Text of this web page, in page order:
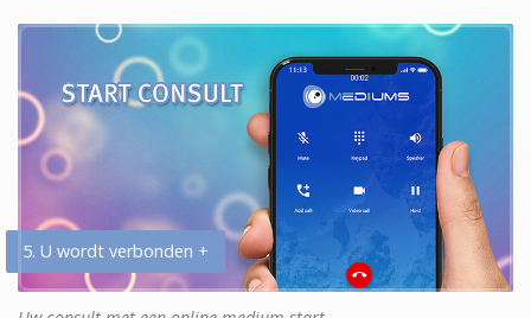
5. U wordt verbonden +